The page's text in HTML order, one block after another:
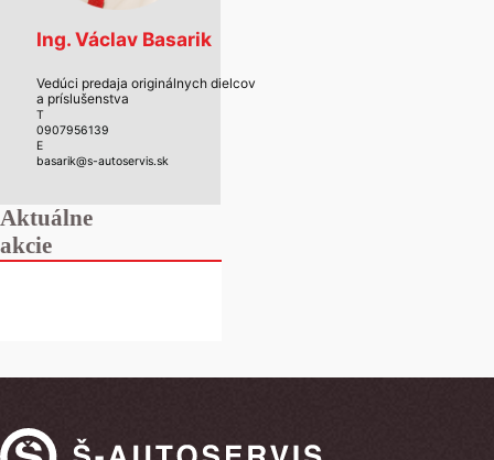
Ing. Václav Basarik
Vedúci predaja originálnych dielcov
a príslušenstva
T
0907956139
E
basarik@s-autoservis.sk
Aktuálne
akcie